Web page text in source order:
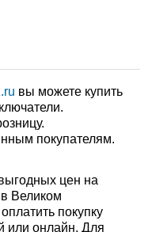
вы можете купить
покупателям.
цен на
Великом
покупку
или онлайн. Для